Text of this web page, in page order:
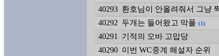
40293 환호님이 안올려줘서 그냥
40292 두개는 들어왔고 막폴 (1)
40291
기적의 오바 고맙당
40290 이번 WC중계 해설자 순위